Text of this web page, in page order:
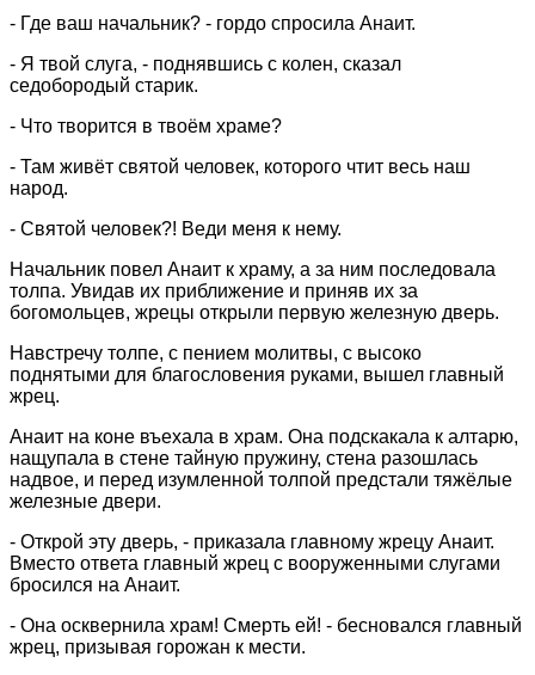
- Где ваш начальник? - гордо спросила Анаит.
- Я твой слуга, - поднявшись с колен, сказал
седобородый старик.
- Что творится в твоём храме?
- Там живёт святой человек, которого чтит весь наш
народ.
- Святой человек?! Веди меня к нему.
Начальник повел Анаит к храму, а за ним последовала
толпа. Увидав их приближение и приняв их за
богомольцев, жрецы открыли первую железную дверь.
Навстречу толпе, с пением молитвы, с высоко
поднятыми для благословения руками, вышел главный
жрец.
Анаит на коне въехала в храм. Она подскакала к алтарю,
нащупала в стене тайную пружину, стена разошлась
надвое, и перед изумленной толпой предстали тяжёлые
железные двери.
- Открой эту дверь, - приказала главному жрецу Анаит.
Вместо ответа главный жрец с вооруженными слугами
бросился на Анаит.
- Она осквернила храм! Смерть ей! - бесновался главный
жрец, призывая горожан к мести.